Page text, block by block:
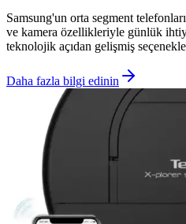
Samsung'un orta segment
ve kamera özellikleriyle günlük
teknolojik açıdan gelişmiş
Daha fazla bilgi edinin